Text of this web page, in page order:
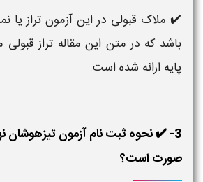
✔️ ملاک قبولی در این آزمون تراز یا
باشد که در متن این مقاله تراز
پایه ارائه شده است.​
3- ✔️ نحوه ثبت نام آزمون تیزهوشان
صورت است؟